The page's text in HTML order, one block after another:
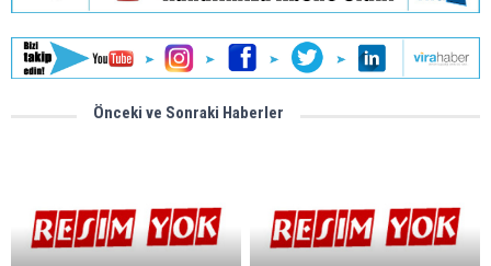
Önceki ve Sonraki Haberler